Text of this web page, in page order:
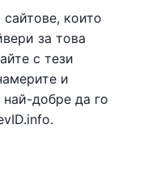
които
за това
с тези
и
най-добре да го